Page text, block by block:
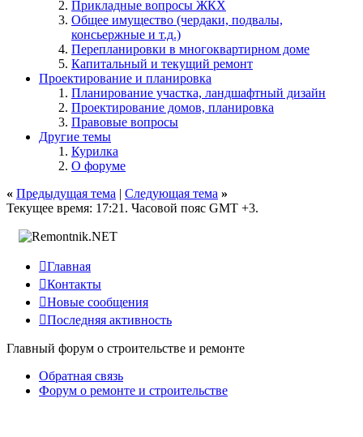
Прикладные вопросы ЖКХ
Общее имущество (чердаки, подвалы,
консьержные и т.д.)
Перепланировки в многоквартирном доме
Капитальный и текущий ремонт
Проектирование и планировка
Планирование участка, ландшафтный дизайн
Проектирование домов, планировка
Правовые вопросы
Другие темы
Курилка
О форуме
« Предыдущая тема | Следующая тема »
Текущее время: 17:21 . Часовой пояс GMT +3.
Главная
Контакты
Новые сообщения
Последняя активность
Главный форум о строительстве и ремонте
Обратная связь
Форум о ремонте и строительстве